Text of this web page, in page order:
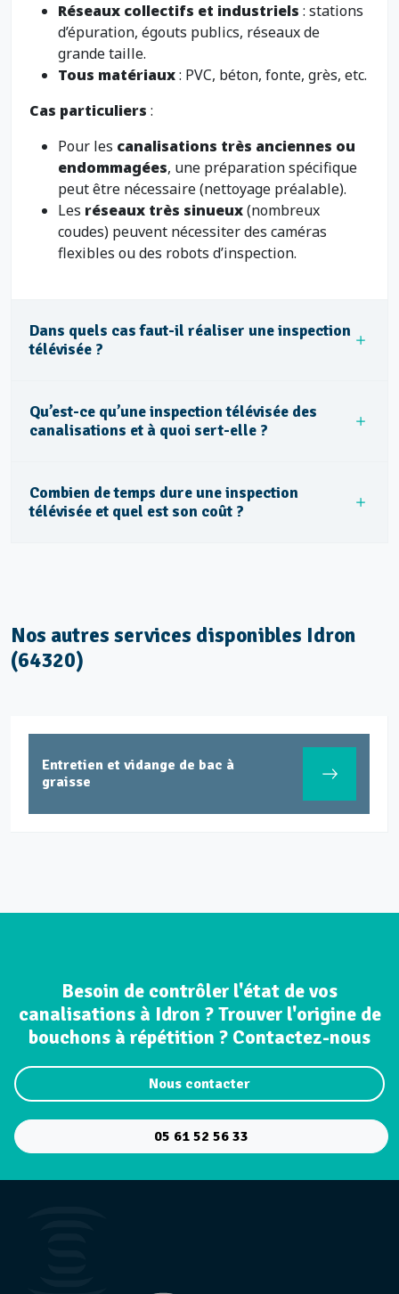
Réseaux collectifs et industriels : stations
d’épuration, égouts publics, réseaux de
grande taille.
Tous matériaux: PVC, béton, fonte, grès, etc.
Cas particuliers :
Pour les canalisations très anciennes ou
endommagées, une préparation spécifique
peut être nécessaire (nettoyage préalable).
Les réseaux très sinueux(nombreux
coudes) peuvent nécessiter des caméras
flexibles ou des robots d’inspection.
Dans quels cas faut-il réaliser une inspection
télévisée ?
Qu’est-ce qu’une inspection télévisée des
canalisations et à quoi sert-elle ?
Combien de temps dure une inspection
télévisée et quel est son coût ?
Nos autres services disponibles Idron
(64320)
Entretien et vidange de bac à
graisse
Besoin de contrôler l'état de vos
canalisations à Idron ? Trouver l'origine de
bouchons à répétition ? Contactez-nous
Nous contacter
05 61 52 56 33